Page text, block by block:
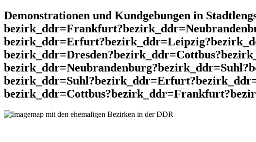
Demonstrationen und Kundgebungen in